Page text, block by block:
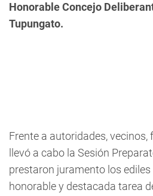
Honorable Concejo
Tupungato.
Frente a autoridades,
llevó a cabo la Sesión
prestaron juramento los
honorable y destacada tarea